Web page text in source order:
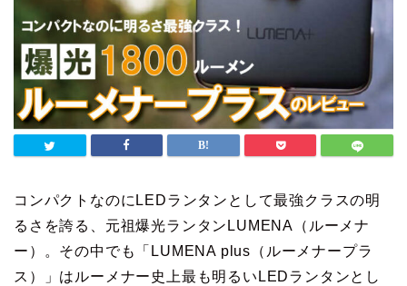
コンパクトなのにLEDランタンとして最強クラスの明
るさを誇る、元祖爆光ランタンLUMENA（ルーメナ
ー）。その中でも「LUMENA plus（ルーメナープラ
ス）」はルーメナー史上最も明るいLEDランタンとし